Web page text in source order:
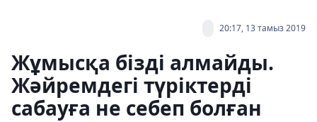
20:17, 13 тамыз 2019
Жұмысқа бізді алмайды.
Жәйремдегі түріктерді
сабауға не себеп болған